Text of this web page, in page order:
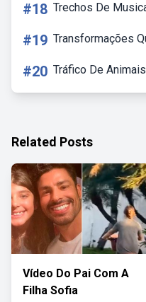
#18 Trechos De
#19 Transformações
#20 Tráfico De
Related Posts
Vídeo Do Pai Com A
Filha Sofia